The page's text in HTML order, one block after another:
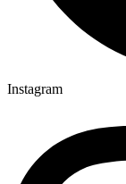
Instagram